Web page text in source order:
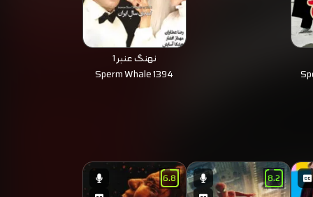
نهنگ عنبر 1
Sperm Whale 1394
8.2
6.8